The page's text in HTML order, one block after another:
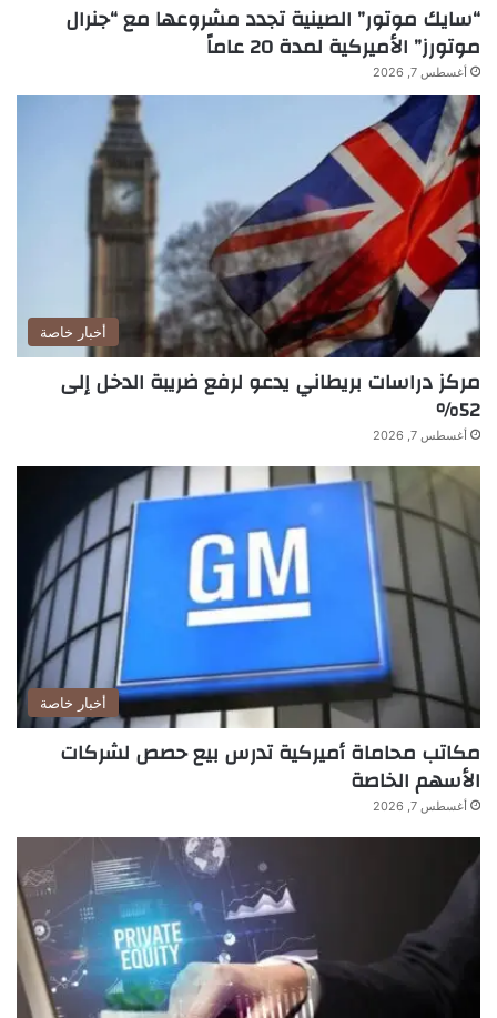
“سايك موتور” الصينية تجدد مشروعها مع “جنرال
موتورز” الأميركية لمدة 20 عاماً
أغسطس 7, 2026
أخبار خاصة
مركز دراسات بريطاني يدعو لرفع ضريبة الدخل إلى
52%
أغسطس 7, 2026
أخبار خاصة
مكاتب محاماة أميركية تدرس بيع حصص لشركات
الأسهم الخاصة
أغسطس 7, 2026